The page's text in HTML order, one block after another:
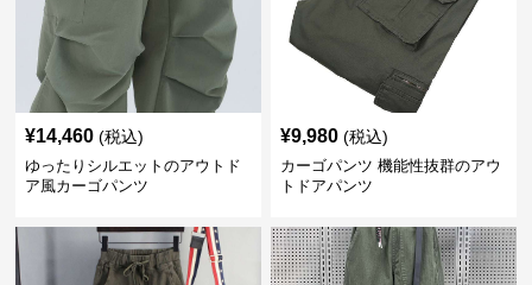
¥14,460 (税込)
ゆったりシルエットのアウトド
ア風カーゴパンツ
¥9,980 (税込)
カーゴパンツ 機能性抜群のアウ
トドアパンツ